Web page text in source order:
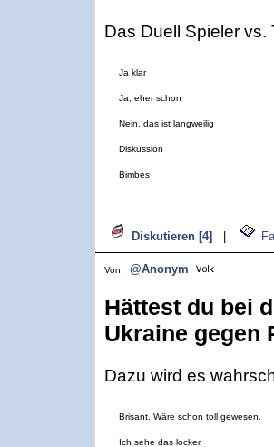
Das Duell Spieler vs.
Ja klar
Ja, eher schon
Nein, das ist langweilig
Diskussion
Bimbes
Diskutieren [4]
Von: @Anonym
Hättest du bei
Ukraine gegen
Dazu wird es
Brisant. Wäre schon toll gewesen.
Ich sehe das locker.